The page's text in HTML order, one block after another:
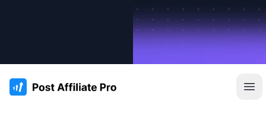
:site.title